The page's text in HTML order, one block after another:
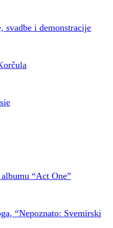
svadbe i demonstracije
“Act One”
“Nepoznato: Svemirski